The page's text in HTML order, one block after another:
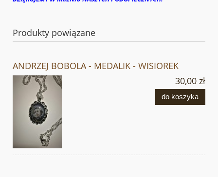
Produkty powiązane
ANDRZEJ BOBOLA - MEDALIK - WISIOREK
30,00 zł
do koszyka